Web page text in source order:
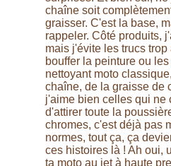
chaîne soit
graisser. C'est la base,
rappeler. Côté produits,
mais j'évite les trucs
bouffer la peinture ou
nettoyant moto
chaîne, de la graisse de
j'aime bien celles qui ne
d'attirer toute la
chromes, c'est déjà pas
normes, tout ça, ça
ces histoires là ! Ah oui,
ta moto au jet à haute